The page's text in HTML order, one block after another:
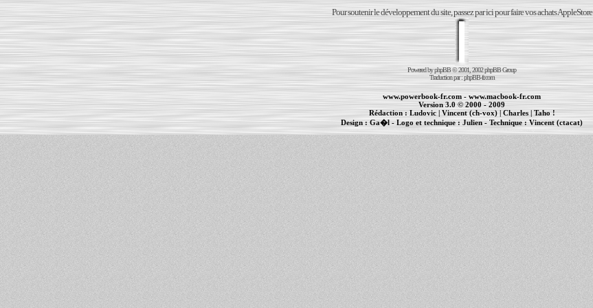
Pour soutenir le développement du site, passez par ici pour faire vos achats AppleStore
Powered byphpBB© 2001, 2002 phpBB Group
Traduction par :phpBB-fr.com
www.powerbook-fr.com - www.macbook-fr.com
Version 3.0 © 2000 - 2009
Rédaction : Ludovic|Vincent (ch-vox)| Charles|Taho !
Design :Ga�l - Logo et technique : Julien - Technique :Vincent (ctacat)
| | cr�ation de sites Internet